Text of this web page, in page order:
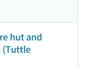
hut and
(Tuttle